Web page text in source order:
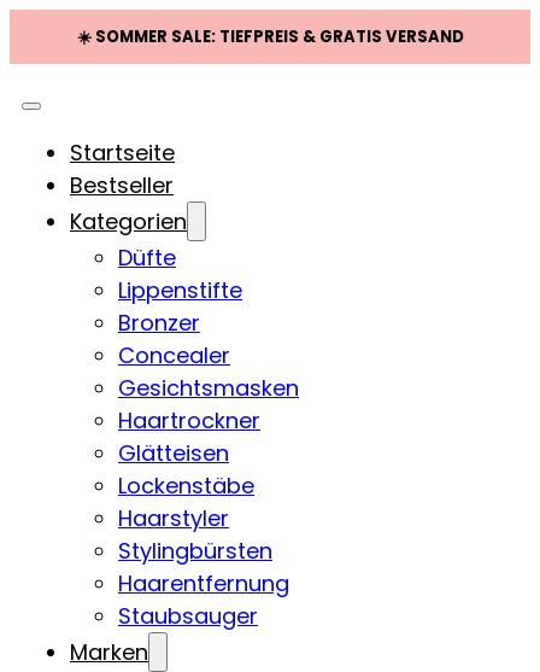
☀️ SOMMER SALE: TIEFPREIS & GRATIS VERSAND
Startseite
Bestseller
Kategorien
Düfte
Lippenstifte
Bronzer
Concealer
Gesichtsmasken
Haartrockner
Glätteisen
Lockenstäbe
Haarstyler
Stylingbürsten
Haarentfernung
Staubsauger
Marken